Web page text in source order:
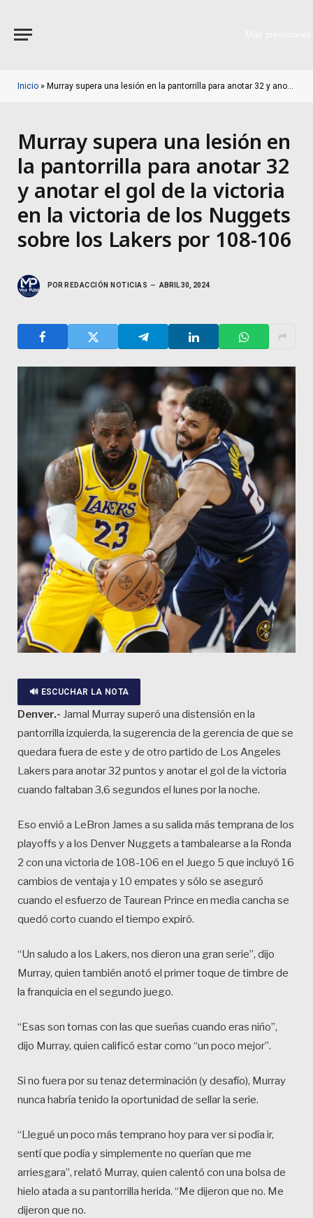
Inicio » Murray supera una lesión en la pantorrilla para anotar 32 y anotar el gol de la victoria en la victoria de los Nuggets sobre los Lakers por 108-106
Murray supera una lesión en
la pantorrilla para anotar 32
y anotar el gol de la victoria
en la victoria de los Nuggets
sobre los Lakers por 108-106
POR REDACCIÓN NOTICIAS ABRIL 30, 2024
🔊 ESCUCHAR LA NOTA
Denver.- Jamal Murray superó una distensión en la
pantorrilla izquierda, la sugerencia de la gerencia de que se
quedara fuera de este y de otro partido de Los Angeles
Lakers para anotar 32 puntos y anotar el gol de la victoria
cuando faltaban 3,6 segundos el lunes por la noche.
Eso envió a LeBron James a su salida más temprana de los
playoffs y a los Denver Nuggets a tambalearse a la Ronda
2 con una victoria de 108-106 en el Juego 5 que incluyó 16
cambios de ventaja y 10 empates y sólo se aseguró
cuando el esfuerzo de Taurean Prince en media cancha se
quedó corto cuando el tiempo expiró.
“Un saludo a los Lakers, nos dieron una gran serie”, dijo
Murray, quien también anotó el primer toque de timbre de
la franquicia en el segundo juego.
“Esas son tomas con las que sueñas cuando eras niño”,
dijo Murray, quien calificó estar como “un poco mejor”.
Si no fuera por su tenaz determinación (y desafío), Murray
nunca habría tenido la oportunidad de sellar la serie.
“Llegué un poco más temprano hoy para ver si podía ir,
sentí que podía y simplemente no querían que me
arriesgara”, relató Murray, quien calentó con una bolsa de
hielo atada a su pantorrilla herida. “Me dijeron que no. Me
dijeron que no.